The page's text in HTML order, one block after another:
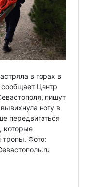
в горах в
Центр
пишут
ногу в
передвигаться
которые
тропы. Фото: